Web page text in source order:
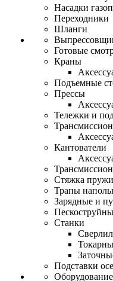
Насадки
Переходники
Шланги
Готовые
Краны
Подъемные
Прессы
Тележки и
Кантователи
Стяжка
Трапы
Зарядные и
Станки
Подставки